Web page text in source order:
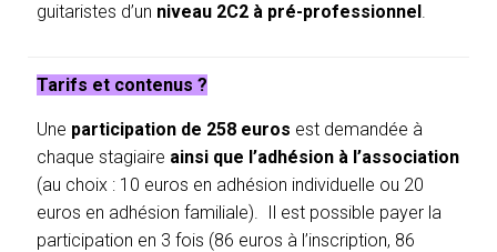
guitaristes d’un niveau 2C2 à pré-professionnel.
Tarifs et contenus ?
Une participation de 258 euros est demandée à
chaque stagiaire ainsi que l’adhésion à l’association
(au choix : 10 euros en adhésion individuelle ou 20
euros en adhésion familiale). Il est possible payer la
participation en 3 fois (86 euros à l’inscription, 86